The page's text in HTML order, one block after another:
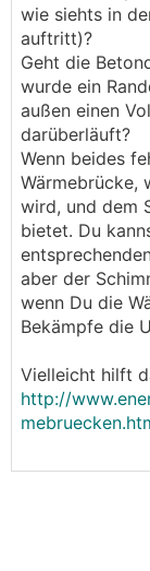
wie siehts in
auftritt)?
Geht die
wurde ein
außen einen
darüberläuft?
Wenn beides
Wärmebrücke,
wird, und dem
bietet. Du
aber der
wenn Du die
Bekämpfe die
Vielleicht hilft
http://